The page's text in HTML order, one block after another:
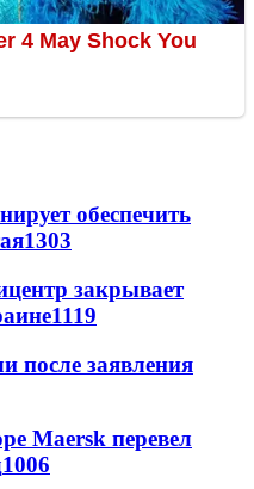
обеспечить
1303
закрывает
1119
после заявления
Maersk перевел
1006